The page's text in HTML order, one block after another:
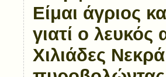
Είμαι άγριος
γιατί ο
Χιλιάδες